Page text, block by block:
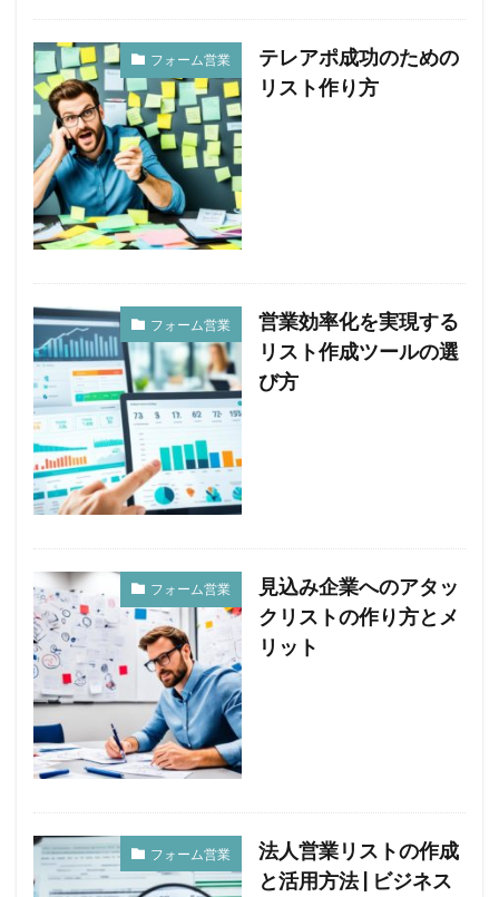
フォーム営業
テレアポ成功のための
リスト作り方
フォーム営業
営業効率化を実現する
リスト作成ツールの選
び方
フォーム営業
見込み企業へのアタッ
クリストの作り方とメ
リット
フォーム営業
法人営業リストの作成
と活用方法 | ビジネス